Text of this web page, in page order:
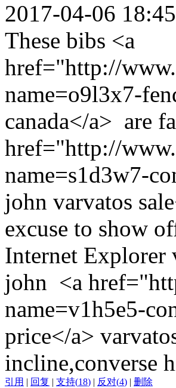
2017-04-06
These bibs <a
href="http://
name=o9l3x7-
canada</a> are
href="http://
name=s1d3w7-
john varvatos
excuse to show
Internet Explorer
john <a
name=v1h5e5-
price</a>
incline,converse
引用 | 回复 | 支持(18) | 反对(4) | 删除